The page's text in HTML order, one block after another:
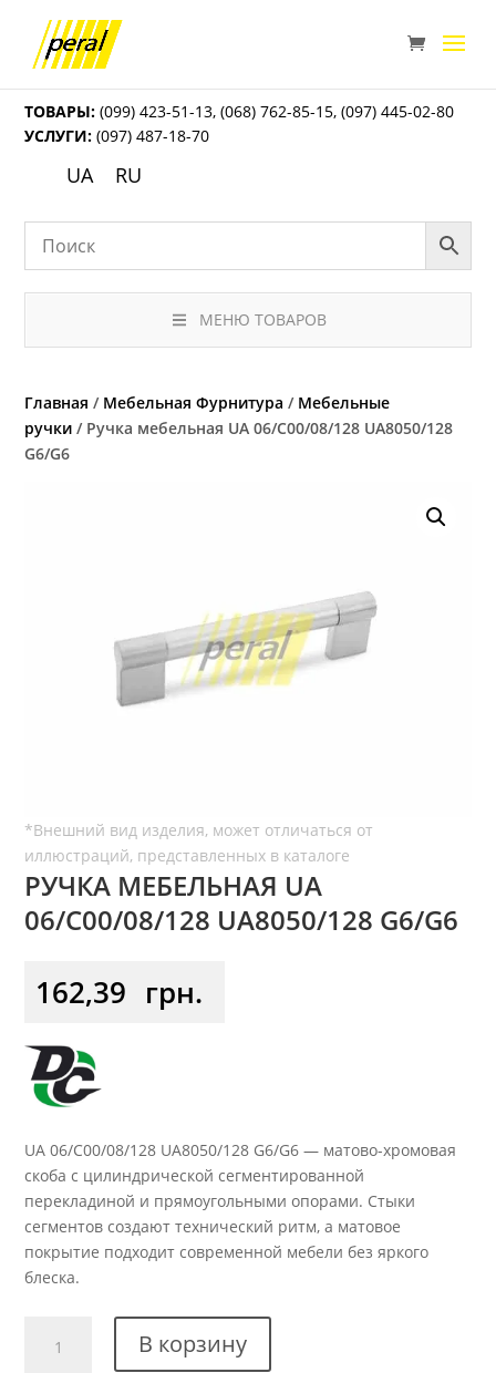
ТОВАРЫ: (099) 423-51-13,(068) 762-85-15,(097) 445-02-80
УСЛУГИ: (097) 487-18-70
UA RU
МЕНЮ ТОВАРОВ
Главная / Мебельная Фурнитура / Мебельные
ручки / Ручка мебельная UA 06/C00/08/128 UA8050/128
G6/G6
РУЧКА МЕБЕЛЬНАЯ UA
06/C00/08/128 UA8050/128 G6/G6
162,39 грн.
UA 06/C00/08/128 UA8050/128 G6/G6 — матово-хромовая
скоба с цилиндрической сегментированной
перекладиной и прямоугольными опорами. Стыки
сегментов создают технический ритм, а матовое
покрытие подходит современной мебели без яркого
блеска.
товара
В корзину